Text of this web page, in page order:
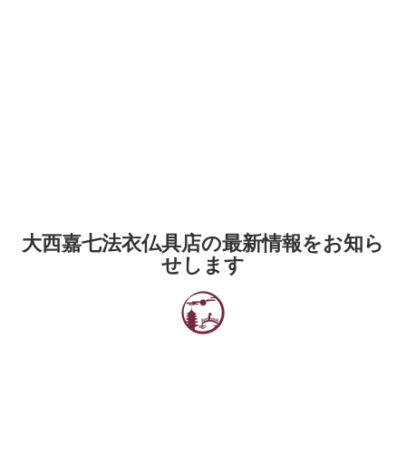
大西嘉七法衣仏具店の最新情報をお知ら
せします